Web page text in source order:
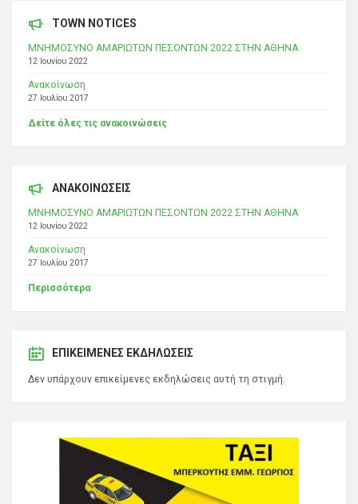
TOWN NOTICES
ΜΝΗΜΟΣΥΝΟ ΑΜΑΡΙΩΤΩΝ ΠΕΣΟΝΤΩΝ 2022 ΣΤΗΝ ΑΘΗΝΑ
12 Ιουνίου 2022
Ανακοίνωση
27 Ιουλίου 2017
Δείτε όλες τις ανακοινώσεις
ΑΝΑΚΟΙΝΩΣΕΙΣ
ΜΝΗΜΟΣΥΝΟ ΑΜΑΡΙΩΤΩΝ ΠΕΣΟΝΤΩΝ 2022 ΣΤΗΝ ΑΘΗΝΑ
12 Ιουνίου 2022
Ανακοίνωση
27 Ιουλίου 2017
Περισσότερα
ΕΠΙΚΕΊΜΕΝΕΣ ΕΚΔΗΛΏΣΕΙΣ
Δεν υπάρχουν επικείμενες εκδηλώσεις αυτή τη στιγμή.